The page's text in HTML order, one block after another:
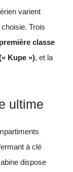
varient
Trois
classe
Kupe »), et la
ultime
à clé
dispose